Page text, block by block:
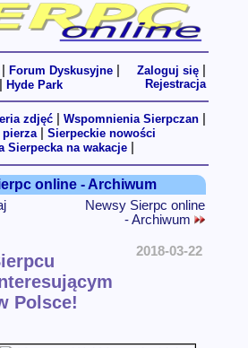
Forum Dyskusyjne
Hyde Park
Zaloguj się
Rejestracja
zdjęć Wspomnienia Sierpczan
pierza| Sierpeckie nowości
Sierpecka na wakacje
online - Archiwum
Newsy Sierpc online
- Archiwum
Polsce!
2018-03-22